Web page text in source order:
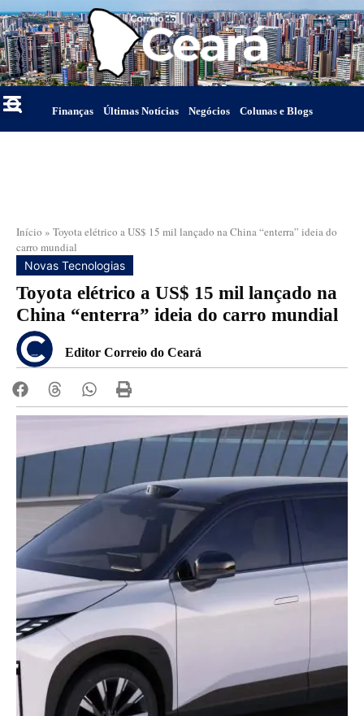
Finanças Últimas Notícias Negócios Colunas e Blogs
Início » Toyota elétrico a US$ 15 mil lançado na China “enterra” ideia do
carro mundial
Novas Tecnologias
Toyota elétrico a US$ 15 mil lançado na
China “enterra” ideia do carro mundial
Editor Correio do Ceará